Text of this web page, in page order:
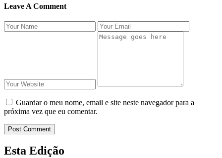
Leave A Comment
Guardar o meu nome, email e site neste navegador para a
próxima vez que eu comentar.
Post Comment
Esta Edição